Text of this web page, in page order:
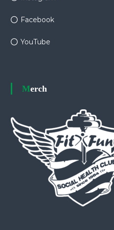
Facebook
YouTube
Merch